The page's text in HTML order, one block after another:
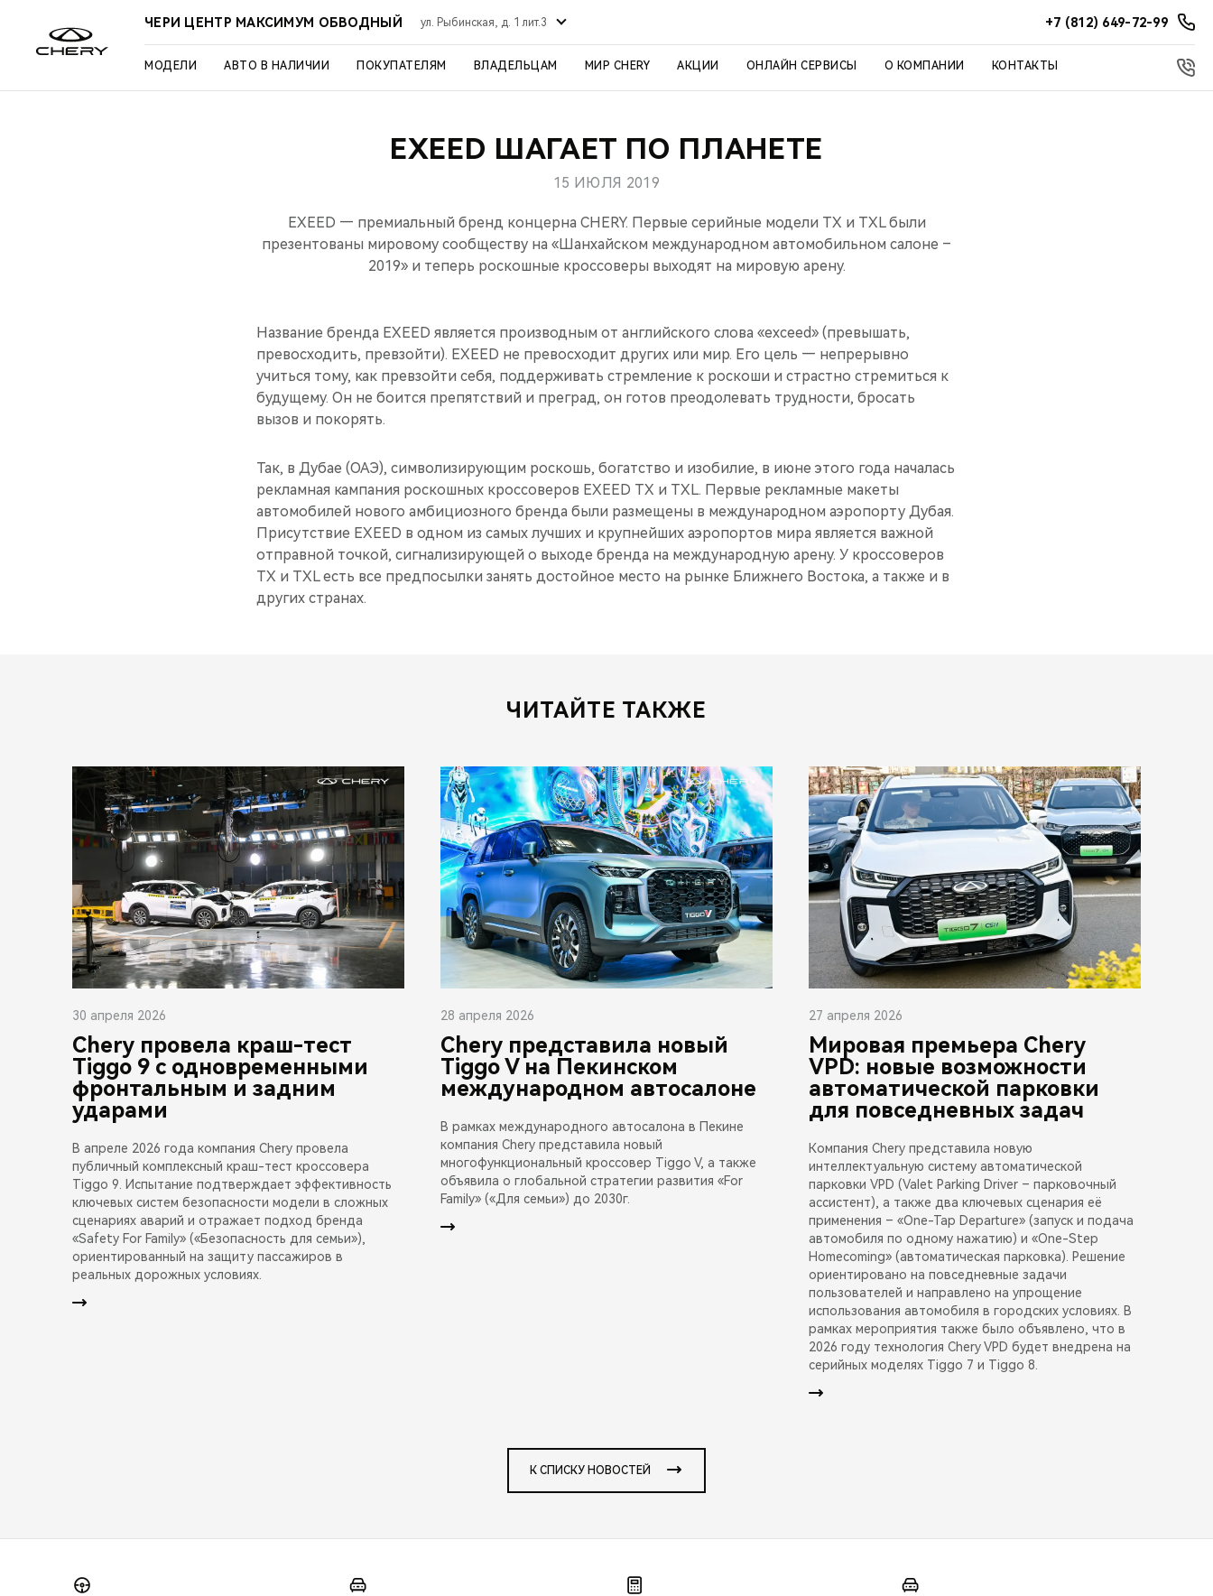
ЧЕРИ ЦЕНТР МАКСИМУМ ОБВОДНЫЙ ул. Рыбинская, д. 1 лит.3 +7 (812) 649-72-99
МОДЕЛИ АВТО В НАЛИЧИИ ПОКУПАТЕЛЯМ ВЛАДЕЛЬЦАМ МИР CHERY АКЦИИ ОНЛАЙН СЕРВИСЫ О КОМПАНИИ КОНТАКТЫ
EXEED ШАГАЕТ ПО ПЛАНЕТЕ
15 ИЮЛЯ 2019
EXEED — премиальный бренд концерна CHERY. Первые серийные модели TX и TXL были
презентованы мировому сообществу на «Шанхайском международном автомобильном салоне –
2019» и теперь роскошные кроссоверы выходят на мировую арену.
Название бренда EXEED является производным от английского слова «exceed» (превышать,
превосходить, превзойти). EXEED не превосходит других или мир. Его цель — непрерывно
учиться тому, как превзойти себя, поддерживать стремление к роскоши и страстно стремиться к
будущему. Он не боится препятствий и преград, он готов преодолевать трудности, бросать
вызов и покорять.
Так, в Дубае (ОАЭ), символизирующим роскошь, богатство и изобилие, в июне этого года началась
рекламная кампания роскошных кроссоверов EXEED TX и TXL. Первые рекламные макеты
автомобилей нового амбициозного бренда были размещены в международном аэропорту Дубая.
Присутствие EXEED в одном из самых лучших и крупнейших аэропортов мира является важной
отправной точкой, сигнализирующей о выходе бренда на международную арену. У кроссоверов
TX и TXL есть все предпосылки занять достойное место на рынке Ближнего Востока, а также и в
других странах.
ЧИТАЙТЕ ТАКЖЕ
30 апреля 2026
Chery провела краш-тест
Tiggo 9 с одновременными
фронтальным и задним
ударами
В апреле 2026 года компания Chery провела
публичный комплексный краш-тест кроссовера
Tiggo 9. Испытание подтверждает эффективность
ключевых систем безопасности модели в сложных
сценариях аварий и отражает подход бренда
«Safety For Family» («Безопасность для семьи»),
ориентированный на защиту пассажиров в
реальных дорожных условиях.
28 апреля 2026
Chery представила новый
Tiggo V на Пекинском
международном автосалоне
В рамках международного автосалона в Пекине
компания Chery представила новый
многофункциональный кроссовер Tiggo V, а также
объявила о глобальной стратегии развития «For
Family» («Для семьи») до 2030г.
27 апреля 2026
Мировая премьера Chery
VPD: новые возможности
автоматической парковки
для повседневных задач
Компания Chery представила новую
интеллектуальную систему автоматической
парковки VPD (Valet Parking Driver – парковочный
ассистент), а также два ключевых сценария её
применения – «One-Tap Departure» (запуск и подача
автомобиля по одному нажатию) и «One-Step
Homecoming» (автоматическая парковка). Решение
ориентировано на повседневные задачи
пользователей и направлено на упрощение
использования автомобиля в городских условиях. В
рамках мероприятия также было объявлено, что в
2026 году технология Chery VPD будет внедрена на
серийных моделях Tiggo 7 и Tiggo 8.
К СПИСКУ НОВОСТЕЙ